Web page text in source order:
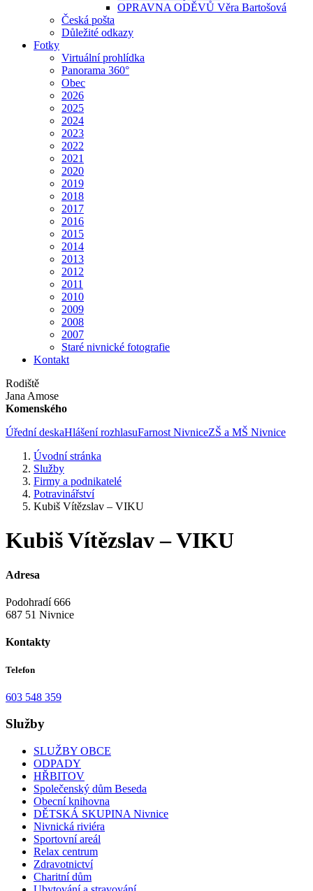
OPRAVNA ODĚVŮ Věra Bartošová
Česká pošta
Důležité odkazy
Fotky
Virtuální prohlídka
Panorama 360°
Obec
2026
2025
2024
2023
2022
2021
2020
2019
2018
2017
2016
2015
2014
2013
2012
2011
2010
2009
2008
2007
Staré nivnické fotografie
Kontakt
Rodiště
Jana Amose
Komenského
Úřední deskaHlášení rozhlasuFarnost NivniceZŠ a MŠ Nivnice
Úvodní stránka
Služby
Firmy a podnikatelé
Potravinářství
Kubiš Vítězslav – VIKU
Kubiš Vítězslav – VIKU
Adresa
Podohradí 666
687 51 Nivnice
Kontakty
Telefon
603 548 359
Služby
SLUŽBY OBCE
ODPADY
HŘBITOV
Společenský dům Beseda
Obecní knihovna
DĚTSKÁ SKUPINA Nivnice
Nivnická riviéra
Sportovní areál
Relax centrum
Zdravotnictví
Charitní dům